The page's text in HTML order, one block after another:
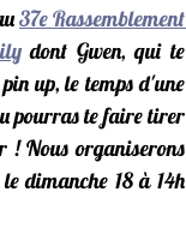
37e Rassemblement
dont Gwen, qui te
up, le temps d'une
pourras te faire tirer
! Nous organiserons
dimanche 18 à 14h